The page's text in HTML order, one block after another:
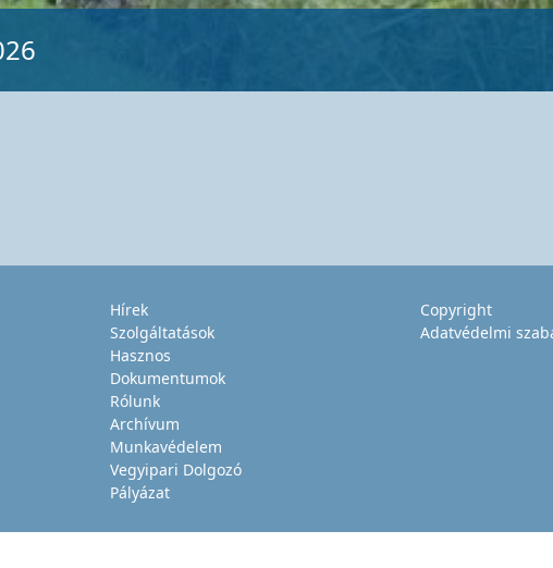
Hírek
Szolgáltatások
Hasznos
Dokumentumok
Rólunk
Archívum
Munkavédelem
Vegyipari Dolgozó
Pályázat
Copyright
Adatvédelmi